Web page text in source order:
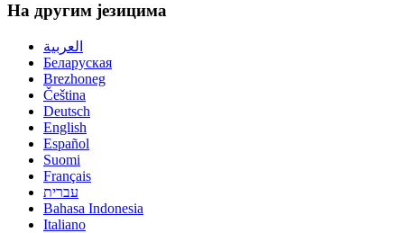
На другим језицима
العربية
Беларуская
Brezhoneg
Čeština
Deutsch
English
Español
Suomi
Français
עברית
Bahasa Indonesia
Italiano